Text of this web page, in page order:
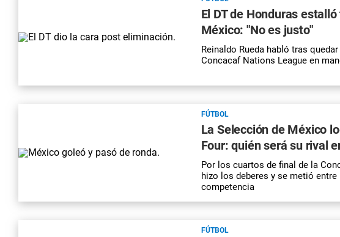
El DT de Honduras
México: "No es justo"
Reinaldo Rueda habló tras
Concacaf Nations League en
FÚTBOL
La Selección de México
Four: quién será su rival
Por los cuartos de final de la
hizo los deberes y se metió
competencia
FÚTBOL